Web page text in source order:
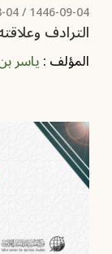
1446-09-04 /
04
الترادف
المؤلف :ياسر